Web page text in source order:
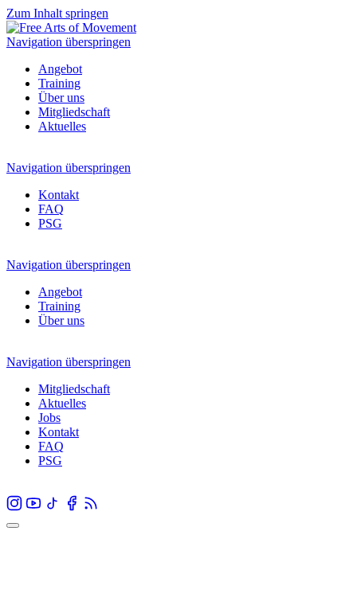
Zum Inhalt springen
Navigation überspringen
Angebot
Training
Über uns
Mitgliedschaft
Aktuelles
Navigation überspringen
Kontakt
FAQ
PSG
Navigation überspringen
Angebot
Training
Über uns
Navigation überspringen
Mitgliedschaft
Aktuelles
Jobs
Kontakt
FAQ
PSG